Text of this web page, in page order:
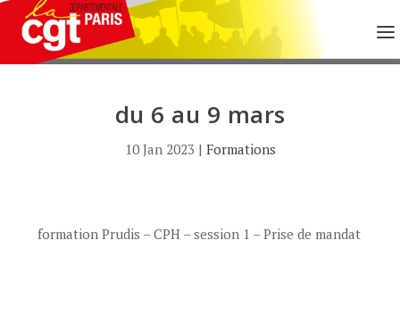
du 6 au 9 mars
10 Jan 2023 | Formations
formation Prudis – CPH – session 1 – Prise de mandat